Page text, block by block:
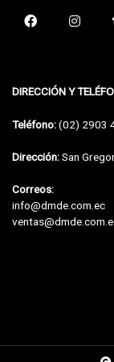
DIRECCIÓN Y
Teléfono:(02) 2903
Dirección:San
Correos:
info@dmde.com.ec